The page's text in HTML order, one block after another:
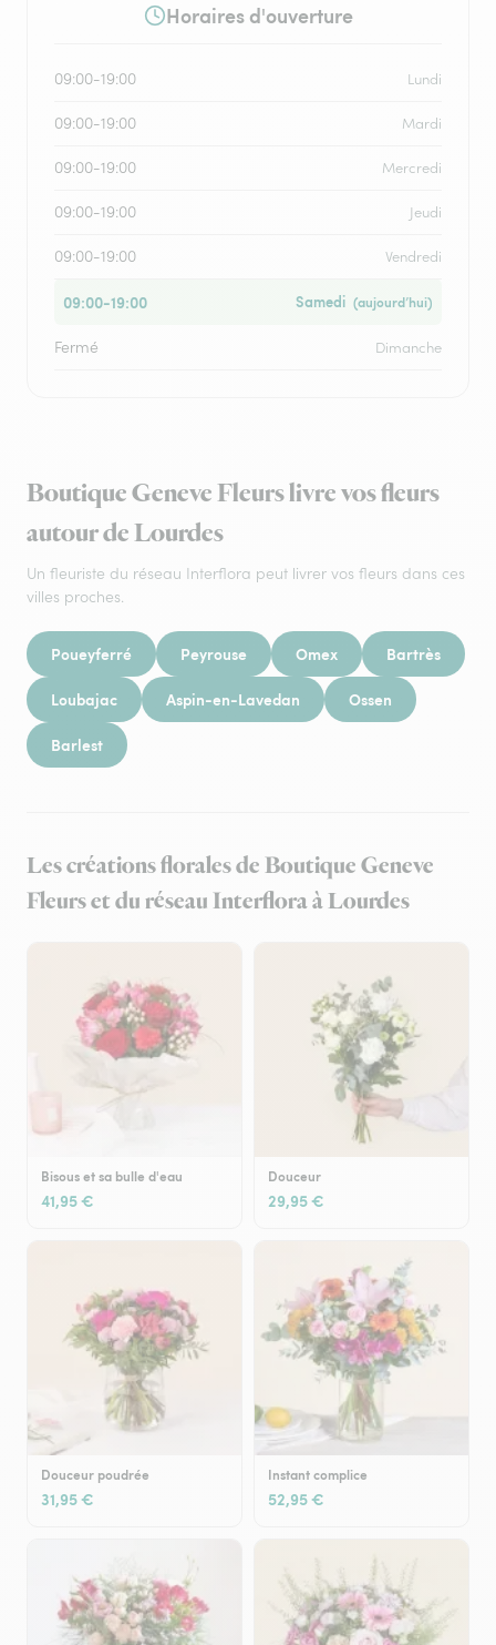
Horaires d'ouverture
09:00-19:00 Lundi
09:00-19:00 Mardi
09:00-19:00 Mercredi
09:00-19:00 Jeudi
09:00-19:00 Vendredi
09:00-19:00 Samedi (aujourd’hui)
Fermé Dimanche
Boutique Geneve Fleurs livre vos fleurs
autour de Lourdes
Un fleuriste du réseau Interflora peut livrer vos fleurs dans ces
villes proches.
Poueyferré Peyrouse Omex Bartrès
Loubajac Aspin-en-Lavedan Ossen
Barlest
Les créations florales de Boutique Geneve
Fleurs et du réseau Interflora à Lourdes
Bisous et sa bulle d'eau
41,95 €
Douceur
29,95 €
Douceur poudrée
31,95 €
Instant complice
52,95 €